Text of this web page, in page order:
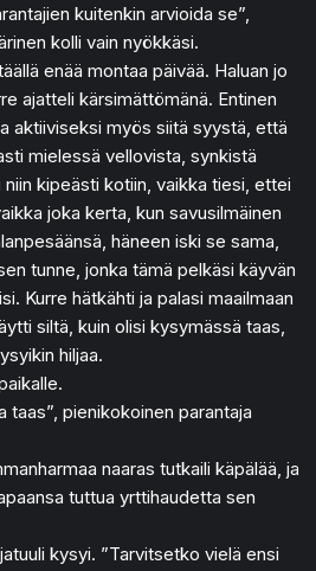
kuitenkin arvioida se”,
kolli vain nyökkäsi.
enää montaa päivää. Haluan jo
ajatteli kärsimättömänä. Entinen
aktiiviseksi myös siitä syystä, että
mielessä vellovista, synkistä
kipeästi kotiin, vaikka tiesi, ettei
joka kerta, kun savusilmäinen
häneen iski se sama,
tunne, jonka tämä pelkäsi käyvän
Kurre hätkähti ja palasi maailmaan
siltä, kuin olisi kysymässä taas,
hiljaa.
taas”, pienikokoinen parantaja
naaras tutkaili käpälää, ja
tuttua yrttihaudetta sen
kysyi. ”Tarvitsetko vielä ensi